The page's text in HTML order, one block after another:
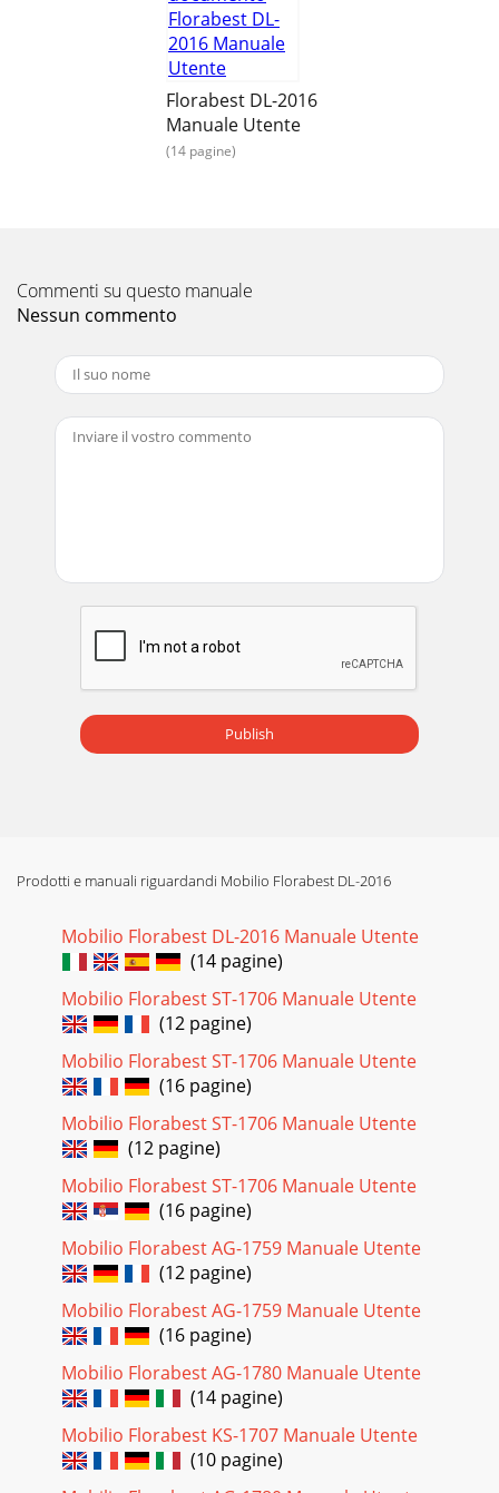
Florabest DL-2016
Manuale Utente
(14 pagine)
Commenti su questo manuale
Nessun commento
Publish
Prodotti e manuali riguardandi Mobilio Florabest DL-2016
Mobilio Florabest DL-2016 Manuale Utente
(14 pagine)
Mobilio Florabest ST-1706 Manuale Utente
(12 pagine)
Mobilio Florabest ST-1706 Manuale Utente
(16 pagine)
Mobilio Florabest ST-1706 Manuale Utente
(12 pagine)
Mobilio Florabest ST-1706 Manuale Utente
(16 pagine)
Mobilio Florabest AG-1759 Manuale Utente
(12 pagine)
Mobilio Florabest AG-1759 Manuale Utente
(16 pagine)
Mobilio Florabest AG-1780 Manuale Utente
(14 pagine)
Mobilio Florabest KS-1707 Manuale Utente
(10 pagine)